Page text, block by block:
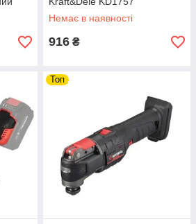
акумуляторний інструмент
реноватор riven
Немає в наявності
916 ₴
Топ